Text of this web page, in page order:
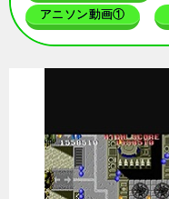
アニソン動画①